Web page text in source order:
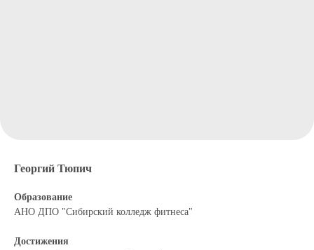
Георгий Тюпич
Образование
АНО ДПО "Сибирский колледж фитнеса"
Достижения